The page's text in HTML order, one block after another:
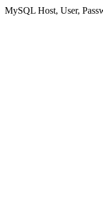
MySQL Host, User,